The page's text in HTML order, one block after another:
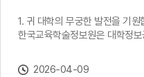
1. 귀 대학의 무궁한 발전을 기원
한국교육학술정보원은 대학정
본 조사는 2025. 3. 1~2026. 2.
2026-04-09